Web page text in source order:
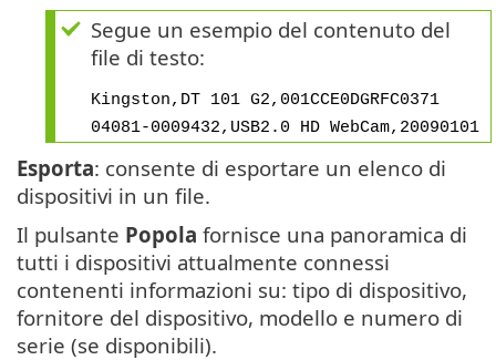
Segue un esempio del contenuto del
file di testo:
Kingston,DT 101 G2,001CCE0DGRFC0371
04081-0009432,USB2.0 HD WebCam,20090101
Esporta: consente di esportare un elenco di
dispositivi in un file.
Il pulsante Popola fornisce una panoramica di
tutti i dispositivi attualmente connessi
contenenti informazioni su: tipo di dispositivo,
fornitore del dispositivo, modello e numero di
serie (se disponibili).